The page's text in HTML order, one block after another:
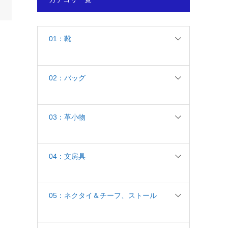
01：靴
02：バッグ
03：革小物
04：文房具
05：ネクタイ＆チーフ、ストール